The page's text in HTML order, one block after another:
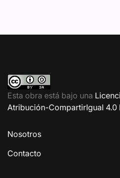
Esta obra está bajo una
Atribución-CompartirIgual 4.0
Nosotros
Contacto